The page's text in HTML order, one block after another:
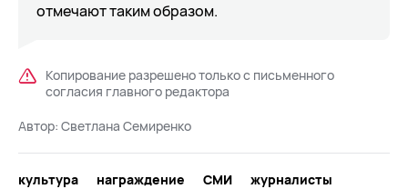
отмечают таким образом.
Копирование разрешено только с письменного
согласия главного редактора
Автор: Светлана Семиренко
культура награждение СМИ
журналисты